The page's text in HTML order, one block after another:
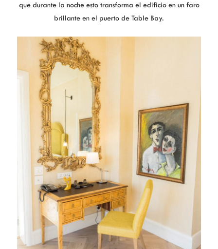
que durante la noche esto transforma el edificio en un faro
brillante en el puerto de Table Bay.